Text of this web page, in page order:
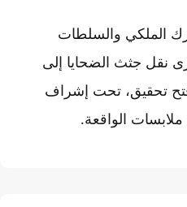
الملكي والسلطات
نقل جثث الضحايا إلى
تحقيق، تحت إشراف
ملابسات الواقعة.